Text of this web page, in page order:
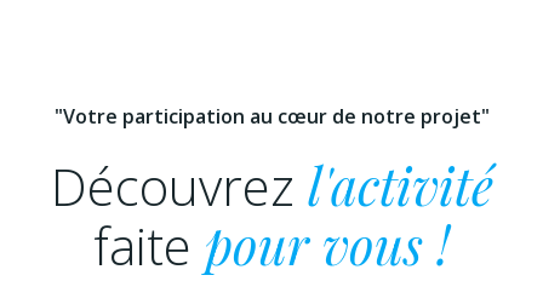
"Votre participation au cœur de notre projet"
Découvrez l'activité
faite pour vous !